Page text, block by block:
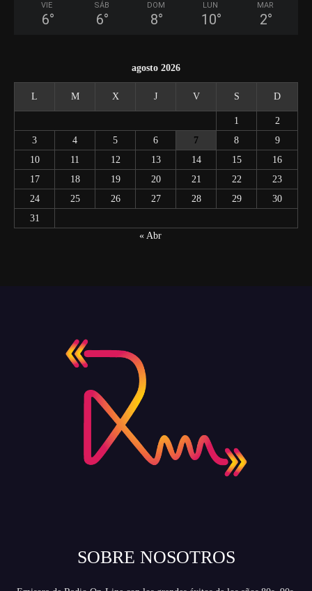
VIE
6°
SÁB
6°
DOM
8°
LUN
10°
MAR
2°
agosto 2026
L M X J V S D
1
2
3
4 5 6 7 8
9
10
11 12 13 14 15
16
17
18 19 20 21 22
23
24
25 26 27 28 29
30
31
« Abr
SOBRE NOSOTROS